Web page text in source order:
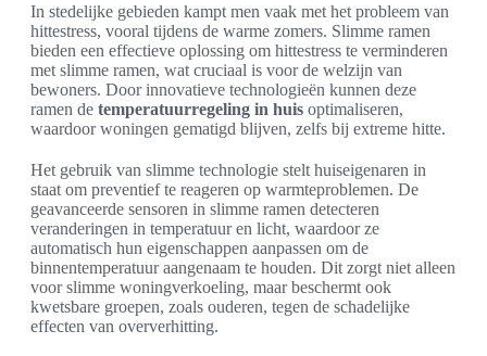
In stedelijke gebieden kampt men vaak met het probleem van
hittestress, vooral tijdens de warme zomers. Slimme ramen
bieden een effectieve oplossing om hittestress te verminderen
met slimme ramen, wat cruciaal is voor de welzijn van
bewoners. Door innovatieve technologieën kunnen deze
ramen de temperatuurregeling in huis optimaliseren,
waardoor woningen gematigd blijven, zelfs bij extreme hitte.
Het gebruik van slimme technologie stelt huiseigenaren in
staat om preventief te reageren op warmteproblemen. De
geavanceerde sensoren in slimme ramen detecteren
veranderingen in temperatuur en licht, waardoor ze
automatisch hun eigenschappen aanpassen om de
binnentemperatuur aangenaam te houden. Dit zorgt niet alleen
voor slimme woningverkoeling, maar beschermt ook
kwetsbare groepen, zoals ouderen, tegen de schadelijke
effecten van oververhitting.